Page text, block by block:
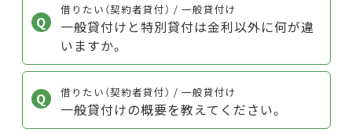
借りたい（契約者貸付） / 一般貸付け
一般貸付けと特別貸付は金利以外に何が違
いますか。
借りたい（契約者貸付） / 一般貸付け
一般貸付けの概要を教えてください。